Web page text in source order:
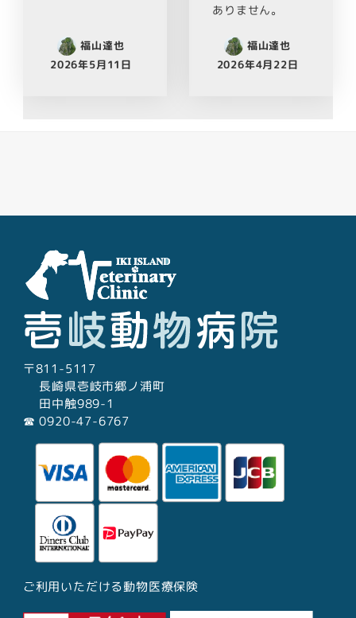
福山達也
2026年5月11日
ありません。
福山達也
2026年4月22日
〒811-5117
長崎県壱岐市郷ノ浦町
田中触989-1
☎︎ 0920-47-6767
ご利用いただける動物医療保険